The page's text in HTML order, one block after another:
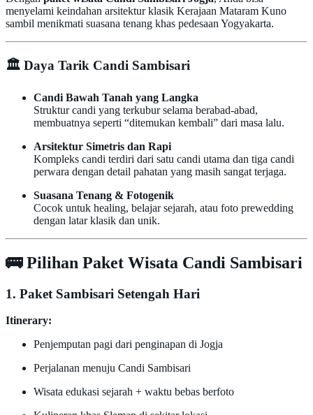
menyelami keindahan arsitektur klasik Kerajaan Mataram Kuno
sambil menikmati suasana tenang khas pedesaan Yogyakarta.
🏛️ Daya Tarik Candi Sambisari
Candi Bawah Tanah yang Langka
Struktur candi yang terkubur selama berabad-abad,
membuatnya seperti “ditemukan kembali” dari masa lalu.
Arsitektur Simetris dan Rapi
Kompleks candi terdiri dari satu candi utama dan tiga candi
perwara dengan detail pahatan yang masih sangat terjaga.
Suasana Tenang & Fotogenik
Cocok untuk healing, belajar sejarah, atau foto prewedding
dengan latar klasik dan unik.
🚌Pilihan Paket Wisata Candi Sambisari
1. Paket Sambisari Setengah Hari
Itinerary:
Penjemputan pagi dari penginapan di Jogja
Perjalanan menuju Candi Sambisari
Wisata edukasi sejarah + waktu bebas berfoto